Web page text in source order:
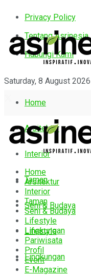
Privacy Policy
Tentang Asrinesia
Hubungi Kami
Saturday, 8 August 2026
Home
Arsitektur
Interior
Taman
Seni & Budaya
Lifestyle
Lingkungan
Home
Arsitektur
Interior
Taman
Seni & Budaya
Lifestyle
Lingkungan
Pariwisata
Profil
Event
E-Magazine